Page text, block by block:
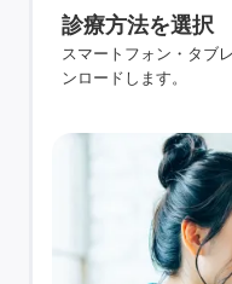
診療方法を選択
スマートフォン・タブ
ンロードします。